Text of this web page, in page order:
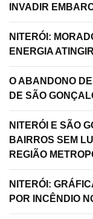
INVADIR
NITERÓI:
ENERGIA
O ABANDONO
DE SÃO
NITERÓI E SÃO
BAIRROS SEM
REGIÃO
NITERÓI:
POR INCÊNDIO